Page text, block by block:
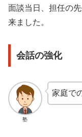
面談当日、担任の
来ました。
会話の強化
塾
家庭で